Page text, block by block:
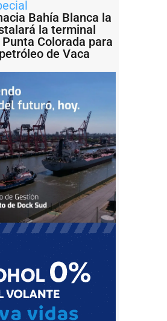
Bahía Blanca la
la terminal
Colorada para
de Vaca